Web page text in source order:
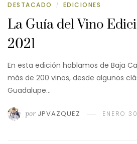
DESTACADO / EDICIONES
La Guía del Vino
2021
En esta edición hablamos de Baja
más de 200 vinos, desde algunos
Guadalupe…
por JPVAZQUEZ ENERO